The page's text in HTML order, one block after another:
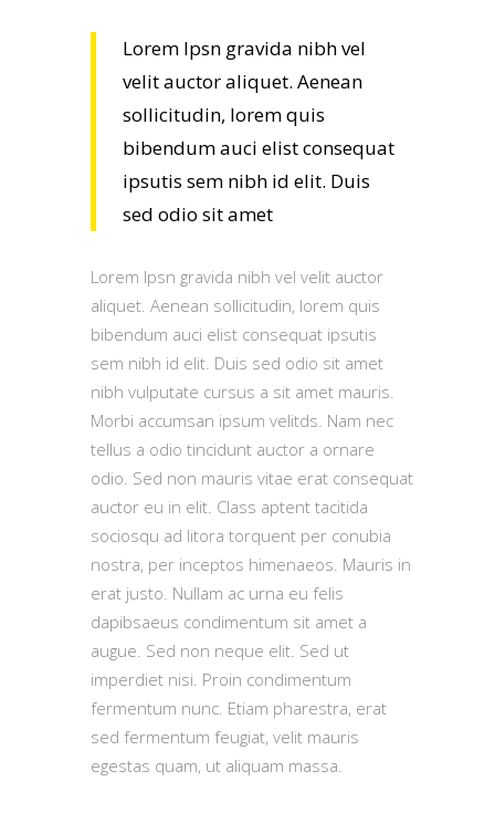
Lorem Ipsn gravida nibh vel
velit auctor aliquet. Aenean
sollicitudin, lorem quis
bibendum auci elist consequat
ipsutis sem nibh id elit. Duis
sed odio sit amet
Lorem Ipsn gravida nibh vel velit auctor
aliquet. Aenean sollicitudin, lorem quis
bibendum auci elist consequat ipsutis
sem nibh id elit. Duis sed odio sit amet
nibh vulputate cursus a sit amet mauris.
Morbi accumsan ipsum velitds. Nam nec
tellus a odio tincidunt auctor a ornare
odio. Sed non mauris vitae erat consequat
auctor eu in elit. Class aptent tacitida
sociosqu ad litora torquent per conubia
nostra, per inceptos himenaeos. Mauris in
erat justo. Nullam ac urna eu felis
dapibsaeus condimentum sit amet a
augue. Sed non neque elit. Sed ut
imperdiet nisi. Proin condimentum
fermentum nunc. Etiam pharestra, erat
sed fermentum feugiat, velit mauris
egestas quam, ut aliquam massa.